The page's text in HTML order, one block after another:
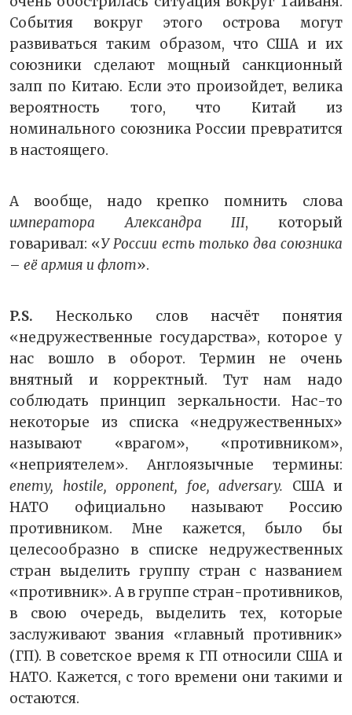
События вокруг этого острова могут
развиваться таким образом, что США и их
союзники сделают мощный санкционный
залп по Китаю. Если это произойдет, велика
вероятность того, что Китай из
номинального союзника России превратится
в настоящего.
А вообще, надо крепко помнить слова
императора АлександраIII, который
говаривал: «У России есть только два союзника
– её армия и флот».
P.S. Несколько слов насчёт понятия
«недружественные государства», которое у
нас вошло в оборот. Термин не очень
внятный и корректный. Тут нам надо
соблюдать принцип зеркальности. Нас-то
некоторые из списка «недружественных»
называют «врагом», «противником»,
«неприятелем». Англоязычные термины:
enemy, hostile, opponent, foe, adversary. США и
НАТО официально называют Россию
противником. Мне кажется, было бы
целесообразно в списке недружественных
стран выделить группу стран с названием
«противник». А в группе стран-противников,
в свою очередь, выделить тех, которые
заслуживают звания «главный противник»
(ГП). В советское время к ГП относили США и
НАТО. Кажется, с того времени они такими и
остаются.